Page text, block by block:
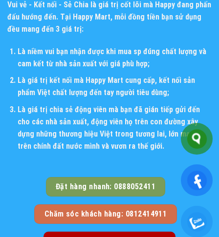
Vui vẻ - Kết nối - Sẻ Chia là giá trị cốt lõi mà Happy đang phấn
đấu hướng đến. Tại Happy Mart, mỗi đồng tiền bạn sử dụng
đều mang đến 3 giá trị:
Là niềm vui bạn nhận được khi mua sp đúng chất lượng và
cam kết từ nhà sản xuất với giá phù hợp;
Là giá trị kết nối mà Happy Mart cung cấp, kết nối sản
phẩm Việt chất lượng đến tay người tiêu dùng;
Là giá trị chia sẻ động viên mà bạn đã gián tiếp gửi đến
cho các nhà sản xuất, động viên họ trên con đường xây
dựng những thương hiệu Việt trong tương lai, lớn mạnh
trên chính đất nước mình và vươn ra thế giới.
Đặt hàng nhanh: 0888052411
Chăm sóc khách hàng: 0812414911